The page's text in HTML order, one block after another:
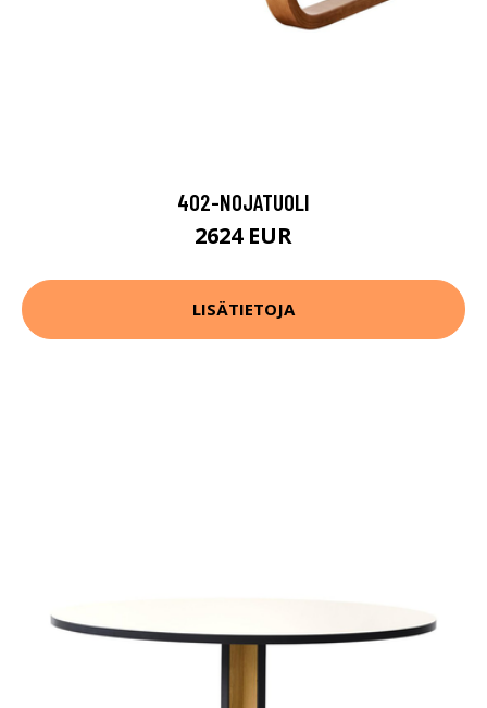
402-NOJATUOLI
2624 EUR
LISÄTIETOJA